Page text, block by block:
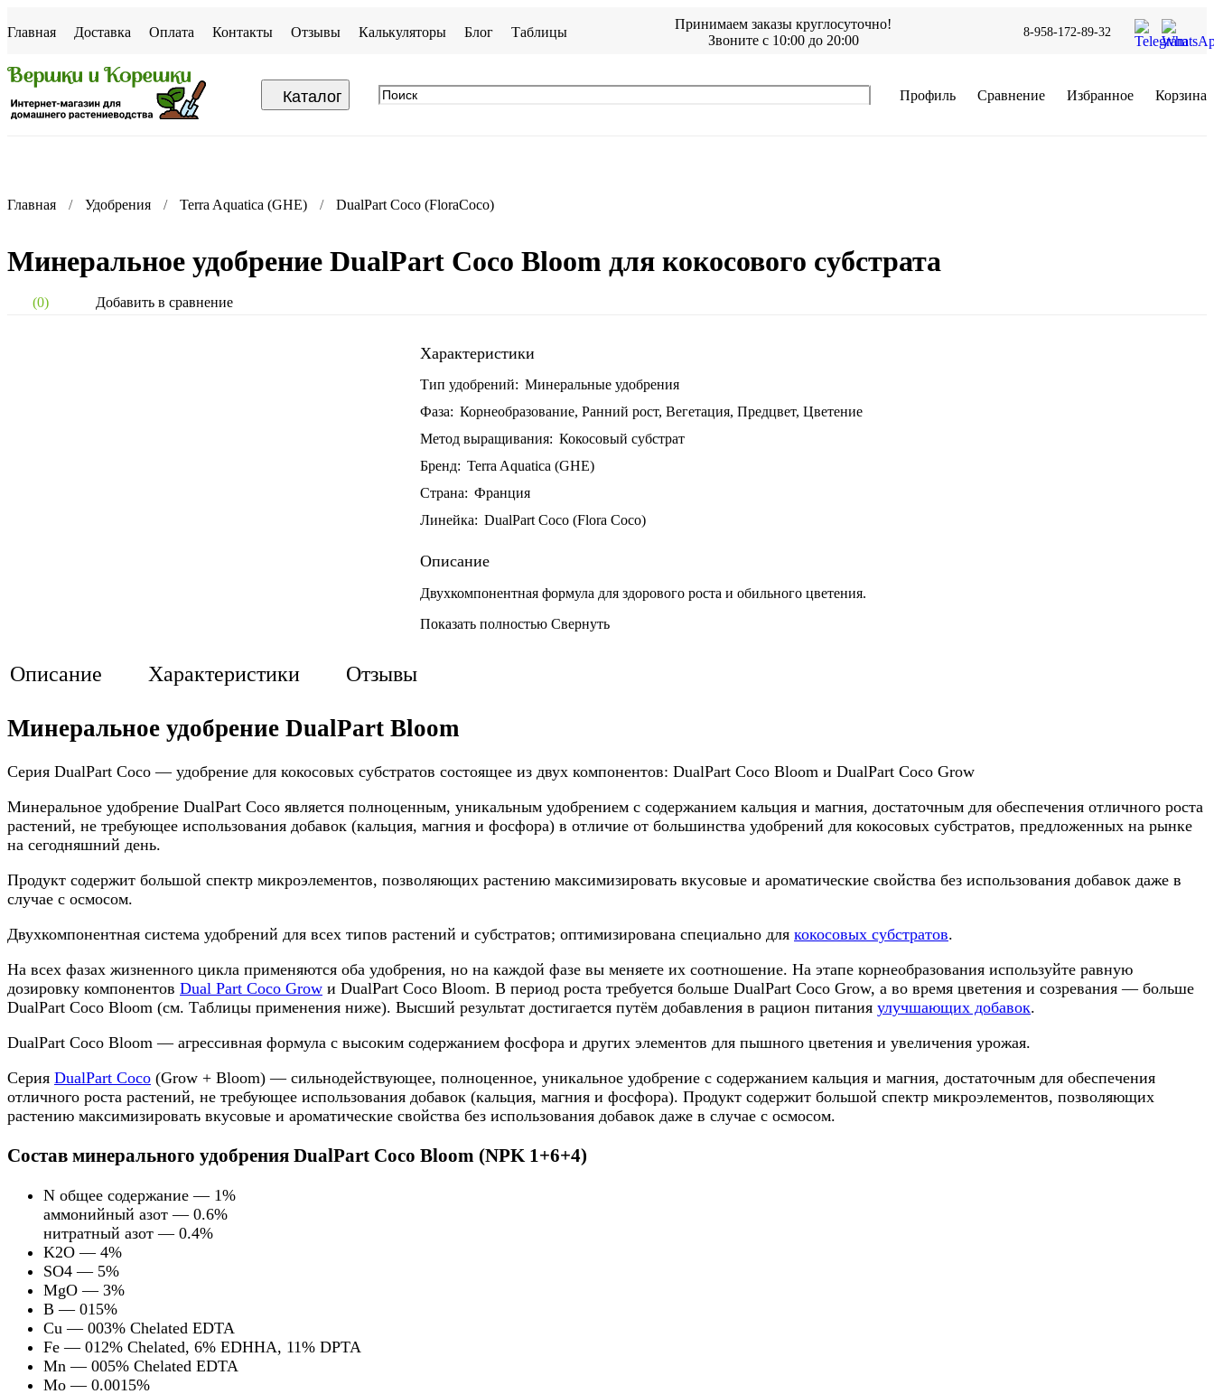
Главная Доставка Оплата Контакты Отзывы Калькуляторы Блог Таблицы
Принимаем заказы круглосуточно!
Звоните с 10:00 до 20:00
8-958-172-89-32
Каталог Профиль Сравнение Избранное Корзина
Главная Удобрения Terra Aquatica (GHE) DualPart Coco (FloraCoco)
Минеральное удобрение DualPart Coco Bloom для кокосового субстрата
(0) Добавить в сравнение
Характеристики
Тип удобрений: Минеральные удобрения
Фаза: Корнеобразование, Ранний рост, Вегетация, Предцвет, Цветение
Метод выращивания: Кокосовый субстрат
Бренд: Terra Aquatica (GHE)
Страна: Франция
Линейка: DualPart Coco (Flora Coco)
Описание
Двухкомпонентная формула для здорового роста и обильного цветения.
Показать полностью Свернуть
Описание Характеристики Отзывы
Минеральное удобрение DualPart Bloom
Серия DualPart Coco — удобрение для кокосовых субстратов состоящее из двух компонентов: DualPart Coco Bloom и DualPart Coco Grow
Минеральное удобрение DualPart Coco является полноценным, уникальным удобрением с содержанием кальция и магния, достаточным для обеспечения отличного роста
растений, не требующее использования добавок (кальция, магния и фосфора) в отличие от большинства удобрений для кокосовых субстратов, предложенных на рынке
на сегодняшний день.
Продукт содержит большой спектр микроэлементов, позволяющих растению максимизировать вкусовые и ароматические свойства без использования добавок даже в
случае с осмосом.
Двухкомпонентная система удобрений для всех типов растений и субстратов; оптимизирована специально для кокосовых субстратов.
На всех фазах жизненного цикла применяются оба удобрения, но на каждой фазе вы меняете их соотношение. На этапе корнеобразования используйте равную
дозировку компонентов Dual Part Coco Grow и DualPart Coco Bloom. В период роста требуется больше DualPart Coco Grow, а во время цветения и созревания — больше
DualPart Coco Bloom (см. Таблицы применения ниже). Высший результат достигается путём добавления в рацион питания улучшающих добавок.
DualPart Coco Bloom — агрессивная формула с высоким содержанием фосфора и других элементов для пышного цветения и увеличения урожая.
Серия DualPart Coco (Grow + Bloom) — сильнодействующее, полноценное, уникальное удобрение с содержанием кальция и магния, достаточным для обеспечения
отличного роста растений, не требующее использования добавок (кальция, магния и фосфора). Продукт содержит большой спектр микроэлементов, позволяющих
растению максимизировать вкусовые и ароматические свойства без использования добавок даже в случае с осмосом.
Состав минерального удобрения DualPart Coco Bloom (NPK 1+6+4)
N общее содержание — 1%
аммонийный азот — 0.6%
нитратный азот — 0.4%
K2O — 4%
SO4 — 5%
MgО — 3%
B — 015%
Cu — 003% Chelated EDTA
Fe — 012% Chelated, 6% EDHHA, 11% DPTA
Mn — 005% Chelated EDTA
Mo — 0.0015%